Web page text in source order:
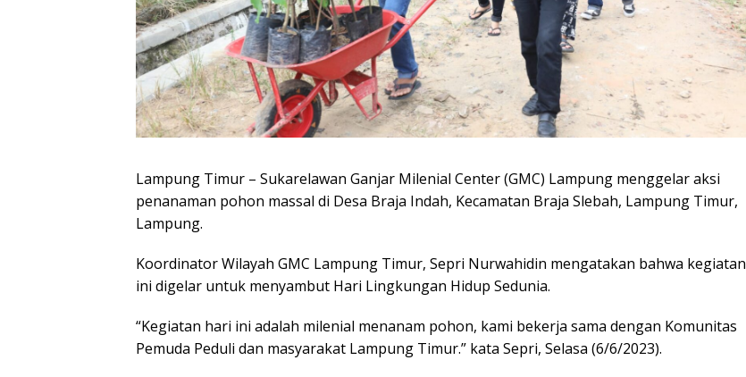
Lampung Timur – Sukarelawan Ganjar Milenial Center (GMC) Lampung menggelar aksi
penanaman pohon massal di Desa Braja Indah, Kecamatan Braja Slebah, Lampung Timur,
Lampung.
Koordinator Wilayah GMC Lampung Timur, Sepri Nurwahidin mengatakan bahwa kegiatan
ini digelar untuk menyambut Hari Lingkungan Hidup Sedunia.
“Kegiatan hari ini adalah milenial menanam pohon, kami bekerja sama dengan Komunitas
Pemuda Peduli dan masyarakat Lampung Timur.” kata Sepri, Selasa (6/6/2023).